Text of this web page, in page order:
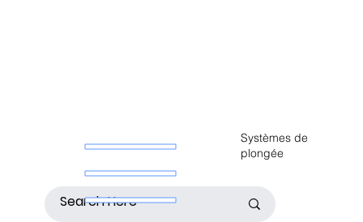
Systèmes de
plongée